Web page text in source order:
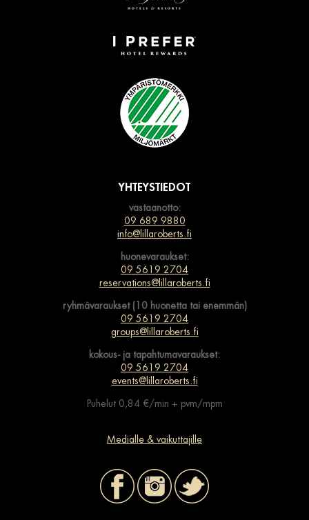
YHTEYSTIEDOT
vastaanotto:
09 689 9880
info@lillaroberts.fi
huonevaraukset:
09 5619 2704
reservations@lillaroberts.fi
ryhmävaraukset (10 huonetta tai enemmän)
09 5619 2704
groups@lillaroberts.fi
kokous- ja tapahtumavaraukset:
09 5619 2704
events@lillaroberts.fi
Puhelut 0,84 €/min + pvm/mpm
Medialle & vaikuttajille